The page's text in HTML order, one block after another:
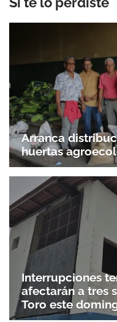
Arranca
huertas
Interrupciones
afectarán a tres
Toro este